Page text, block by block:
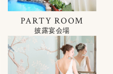
PARTY ROOM
披露宴会場